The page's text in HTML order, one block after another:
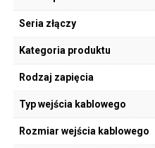
Seria złączy
Kategoria produktu
Rodzaj zapięcia
Typ wejścia kablowego
Rozmiar wejścia kablowego